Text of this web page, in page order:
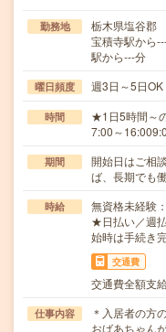
勤務地
栃木県塩谷郡
宝積寺駅から
駅から---分
曜日頻度 週3日～5日
時間
★1日5時間～
7:00～
期間
開始日はご
ば、長期でも
時給
無資格未経験
★日払い／週
始時は手続き
交通費
交通費全額支
仕事内容
＊入居者の方
おばあちゃん